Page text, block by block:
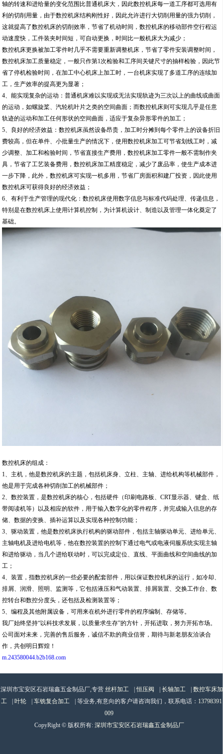
轴的转速和进给量的变化范围比普通机床大，因此数控机床每一道工序都可选用有
利的切削用量，由于数控机床结构刚性好，因此允许进行大切削用量的强力切削，
这就提高了数控机床的切削效率，节省了机动时间，数控机床的移动部件空行程运
动速度快，工件装夹时间短，可自动更换，时间比一般机床大为减少；
数控机床更换被加工零件时几乎不需要重新调整机床，节省了零件安装调整时间，
数控机床加工质量稳定，一般只作第1次检验和工序间关键尺寸的抽样检验，因此节
省了停机检验时间，在加工中心机床上加工时，一台机床实现了多道工序的连续加
工，生产效率的提高更为显著；
4、能实现复杂的运动：普通机床难以实现或无法实现轨迹为三次以上的曲线或曲面
的运动，如螺旋桨、汽轮机叶片之类的空间曲面；而数控机床则可实现几乎是任意
轨迹的运动和加工任何形状的空间曲面，适应于复杂异形零件的加工；
5、良好的经济效益：数控机床虽然设备昂贵，加工时分摊到每个零件上的设备折旧
费较高，但在单件、小批量生产的情况下，使用数控机床加工可节省划线工时，减
少调整、加工和检验时间，节省直接生产费用，数控机床加工零件一般不需制作夹
具，节省了工艺装备费用，数控机床加工精度稳定，减少了废品率，使生产成本进
一步下降，此外，数控机床可实现一机多用，节省厂房面积和建厂投资，因此使用
数控机床可获得良好的经济效益；
6、有利于生产管理的现代化：数控机床使用数字信息与标准代码处理、传递信息，
特别是在数控机床上使用计算机控制，为计算机设计、制造以及管理一体化奠定了
基础。
数控机床的组成：
1、主机，他是数控机床的主题，包括机床身、立柱、主轴、进给机构等机械部件，
他是用于完成各种切削加工的机械部件；
2、数控装置，是数控机床的核心，包括硬件（印刷电路板、CRT显示器、键盒、纸
带阅读机等）以及相应的软件，用于输入数字化的零件程序，并完成输入信息的存
储、数据的变换、插补运算以及实现各种控制功能；
3、驱动装置，他是数控机床执行机构的驱动部件，包括主轴驱动单元、进给单元、
主轴电机及进给电机等，他在数控装置的控制下通过电气或电液伺服系统实现主轴
和进给驱动，当几个进给联动时，可以完成定位、直线、平面曲线和空间曲线的加
工；
4、装置，指数控机床的一些必要的配套部件，用以保证数控机床的运行，如冷却、
排屑、润滑、照明、监测等，它包括液压和气动装置、排屑装置、交换工作台、数
控转台和数控分度头，还包括及检测装置等；
5、编程及其他附属设备，可用来在机外进行零件的程序编制、存储等。
我厂始终坚持“以科技求发展，以质量求生存”的方针，开拓进取，努力开拓市场。
公司面对未来，完善的售后服务，诚信不欺的商业信誉，期待与新老朋友洽谈合
作，共创明日辉煌！
m.243580044.b2b168.com
深圳市宝安区石岩瑞鑫五金制品厂,专营 丝杆加工 |恒压阀 长轴加工
数控车床加
工
叶轮 车铣复合加工 | 等业务,有意向的客户请咨询我们，联系电话： 13798391
009
CopyRight © 版权所有: 深圳市宝安区石岩瑞鑫五金制品厂